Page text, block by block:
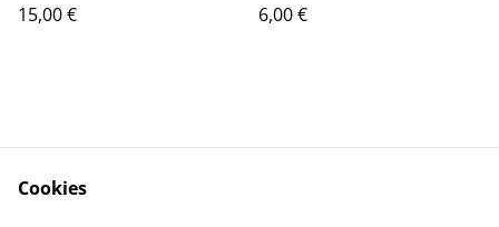
15,00 €
6,00 €
Cookies